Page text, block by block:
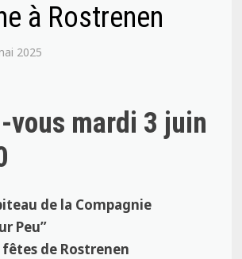
à Rostrenen
2025
vous mardi 3 juin
de la Compagnie
Peu”
fêtes de Rostrenen